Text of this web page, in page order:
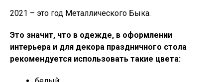
2021 – это год Металлического Быка.
Это значит, что в одежде, в оформлении
интерьера и для декора праздничного стола
рекомендуется использовать такие цвета: